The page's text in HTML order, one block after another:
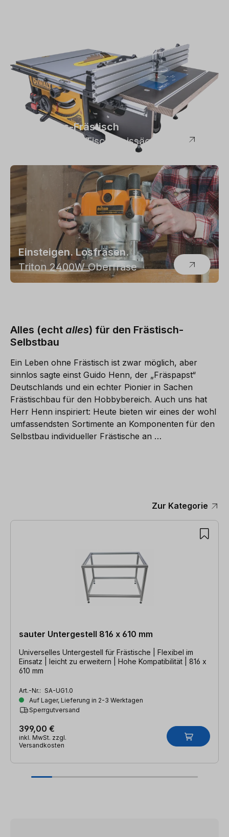
Der Bonus-Frästisch
Anbauten für Tischkreissägen
Einsteigen. Losfräsen.
Triton 2400W Oberfräse
Alles (echt alles) für den Frästisch-
Selbstbau
Ein Leben ohne Frästisch ist zwar möglich, aber
sinnlos sagte einst Guido Henn, der „Fräspapst“
Deutschlands und ein echter Pionier in Sachen
Frästischbau für den Hobbybereich. Auch uns hat
Herr Henn inspiriert: Heute bieten wir eines der wohl
umfassendsten Sortimente an Komponenten für den
Selbstbau individueller Frästische an …
Zur Kategorie
Produktgalerie überspringen
sauter Untergestell 816 x 610 mm
Universelles Untergestell für Frästische | Flexibel im
Einsatz | leicht zu erweitern | Hohe Kompatibilität | 816 x
610 mm
Art.-Nr.: SA-UG1.0
Auf Lager, Lieferung in 2-3 Werktagen
Sperrgutversand
399,00 €
inkl. MwSt. zzgl.
Versandkosten